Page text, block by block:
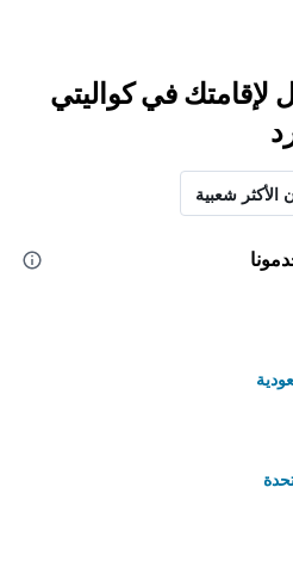
لإقامتك في كواليتي
الأكثر شعبية